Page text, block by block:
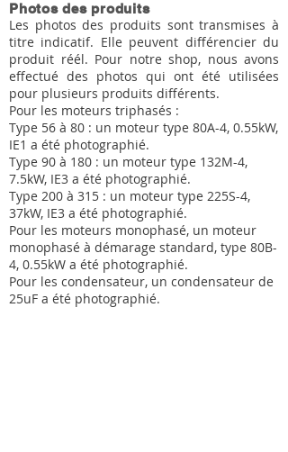
Photos des produits
Les photos des produits sont transmises à
titre indicatif. Elle peuvent différencier du
produit réél. Pour notre shop, nous avons
effectué des photos qui ont été utilisées
pour plusieurs produits différents.
Pour les moteurs triphasés :
Type 56 à 80 : un moteur type 80A-4, 0.55kW,
IE1 a été photographié.
Type 90 à 180 : un moteur type 132M-4,
7.5kW, IE3 a été photographié.
Type 200 à 315 : un moteur type 225S-4,
37kW, IE3 a été photographié.
Pour les moteurs monophasé, un moteur
monophasé à démarage standard, type 80B-
4, 0.55kW a été photographié.
Pour les condensateur, un condensateur de
25uF a été photographié.